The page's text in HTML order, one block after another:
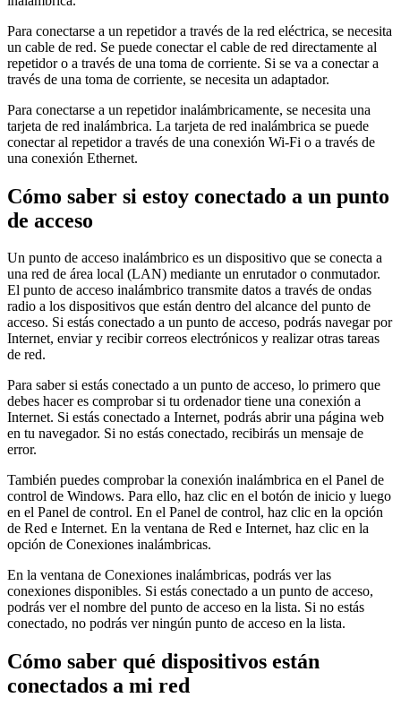
Para conectarse a un repetidor a través de la red eléctrica, se necesita
un cable de red. Se puede conectar el cable de red directamente al
repetidor o a través de una toma de corriente. Si se va a conectar a
través de una toma de corriente, se necesita un adaptador.
Para conectarse a un repetidor inalámbricamente, se necesita una
tarjeta de red inalámbrica. La tarjeta de red inalámbrica se puede
conectar al repetidor a través de una conexión Wi-Fi o a través de
una conexión Ethernet.
Cómo saber si estoy conectado a un punto
de acceso
Un punto de acceso inalámbrico es un dispositivo que se conecta a
una red de área local (LAN) mediante un enrutador o conmutador.
El punto de acceso inalámbrico transmite datos a través de ondas
radio a los dispositivos que están dentro del alcance del punto de
acceso. Si estás conectado a un punto de acceso, podrás navegar por
Internet, enviar y recibir correos electrónicos y realizar otras tareas
de red.
Para saber si estás conectado a un punto de acceso, lo primero que
debes hacer es comprobar si tu ordenador tiene una conexión a
Internet. Si estás conectado a Internet, podrás abrir una página web
en tu navegador. Si no estás conectado, recibirás un mensaje de
error.
También puedes comprobar la conexión inalámbrica en el Panel de
control de Windows. Para ello, haz clic en el botón de inicio y luego
en el Panel de control. En el Panel de control, haz clic en la opción
de Red e Internet. En la ventana de Red e Internet, haz clic en la
opción de Conexiones inalámbricas.
En la ventana de Conexiones inalámbricas, podrás ver las
conexiones disponibles. Si estás conectado a un punto de acceso,
podrás ver el nombre del punto de acceso en la lista. Si no estás
conectado, no podrás ver ningún punto de acceso en la lista.
Cómo saber qué dispositivos están
conectados a mi red